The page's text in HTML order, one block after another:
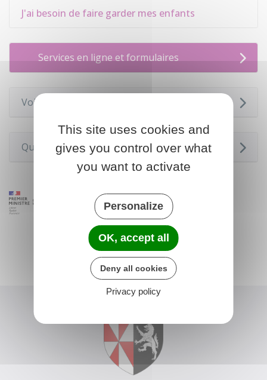
J'ai besoin de faire garder mes enfants
Services en ligne et formulaires
Voir aussi
Questions ? Réponses !
This site uses cookies and
gives you control over what
you want to activate
Personalize
OK, accept all
Deny all cookies
Privacy policy